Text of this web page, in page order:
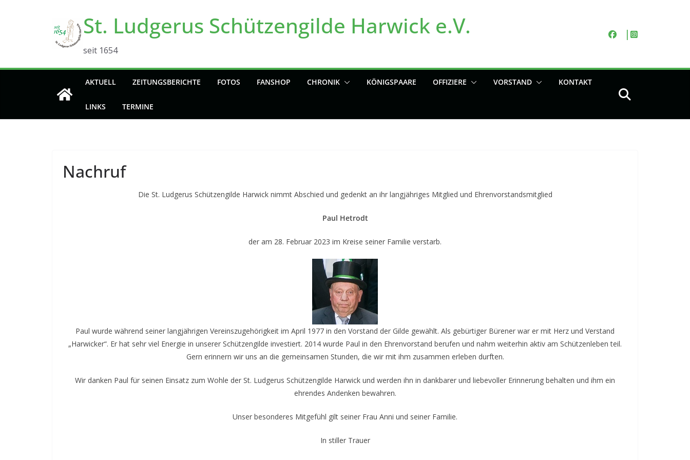
St. Ludgerus Schützengilde Harwick e.V.
seit 1654
AKTUELL ZEITUNGSBERICHTE FOTOS FANSHOP CHRONIK KÖNIGSPAARE OFFIZIERE VORSTAND KONTAKT
LINKS TERMINE
Nachruf
Die St. Ludgerus Schützengilde Harwick nimmt Abschied und gedenkt an ihr langjähriges Mitglied und Ehrenvorstandsmitglied
Paul Hetrodt
der am 28. Februar 2023 im Kreise seiner Familie verstarb.
Paul wurde während seiner langjährigen Vereinszugehörigkeit im April 1977 in den Vorstand der Gilde gewählt. Als gebürtiger Bürener war er mit Herz und Verstand
„Harwicker“. Er hat sehr viel Energie in unserer Schützengilde investiert. 2014 wurde Paul in den Ehrenvorstand berufen und nahm weiterhin aktiv am Schützenleben teil.
Gern erinnern wir uns an die gemeinsamen Stunden, die wir mit ihm zusammen erleben durften.
Wir danken Paul für seinen Einsatz zum Wohle der St. Ludgerus Schützengilde Harwick und werden ihn in dankbarer und liebevoller Erinnerung behalten und ihm ein
ehrendes Andenken bewahren.
Unser besonderes Mitgefühl gilt seiner Frau Anni und seiner Familie.
In stiller Trauer